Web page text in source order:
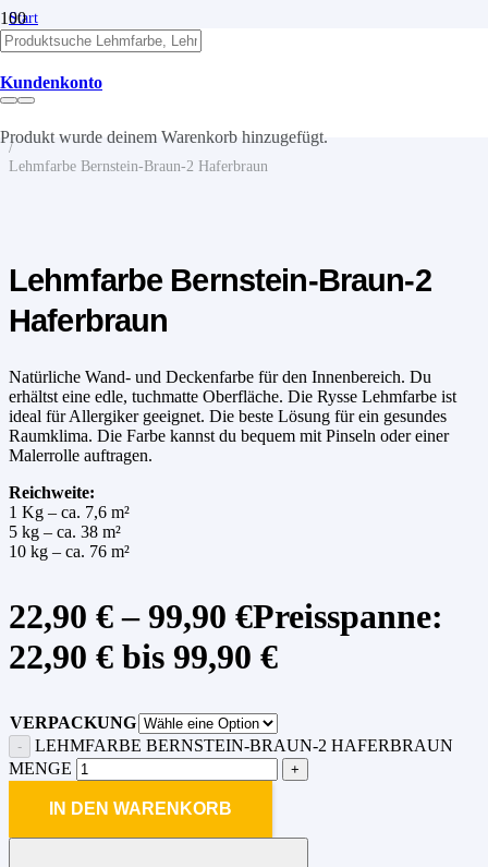
Kundenkonto
Produkt wurde deinem Warenkorb hinzugefügt.
Start
/
Lehm
/
Lehmfarben
Lehmfarbe
/
Lehmfarbe Bernstein-Braun-2 Haferbraun
Lehmfarbe Bernstein-Braun-2
Haferbraun
Natürliche Wand- und Deckenfarbe für den Innenbereich. Du
erhältst eine edle, tuchmatte Oberfläche. Die Rysse Lehmfarbe ist
ideal für Allergiker geeignet. Die beste Lösung für ein gesundes
Raumklima. Die Farbe kannst du bequem mit Pinseln oder einer
Malerrolle auftragen.
Reichweite:
1 Kg – ca. 7,6 m²
5 kg – ca. 38 m²
10 kg – ca. 76 m²
22,90 € –99,90 €Preisspanne:
22,90 € bis 99,90 €
VERPACKUNG
LEHMFARBE BERNSTEIN-BRAUN-2 HAFERBRAUN
MENGE
IN DEN WARENKORB